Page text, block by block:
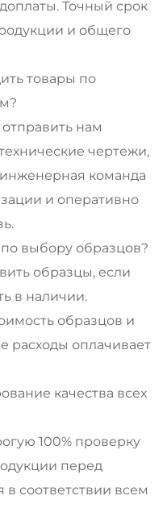
Точный срок
и общего
товары по
нам
чертежи,
команда
и оперативно
выбору образцов?
образцы, если
в наличии.
образцов и
расходы оплачивает
качества всех
100% проверку
перед
в соответствии всем